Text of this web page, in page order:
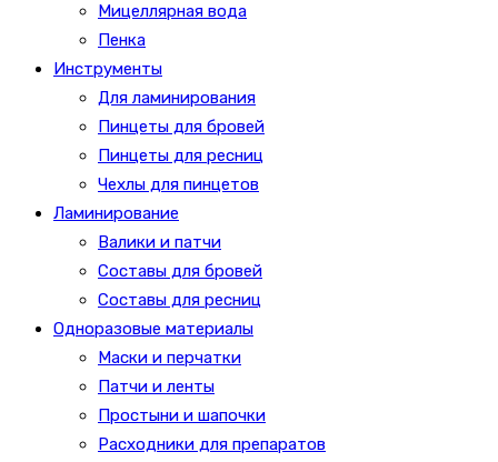
Мицеллярная вода
Пенка
Инструменты
Для ламинирования
Пинцеты для бровей
Пинцеты для ресниц
Чехлы для пинцетов
Ламинирование
Валики и патчи
Составы для бровей
Составы для ресниц
Одноразовые материалы
Маски и перчатки
Патчи и ленты
Простыни и шапочки
Расходники для препаратов